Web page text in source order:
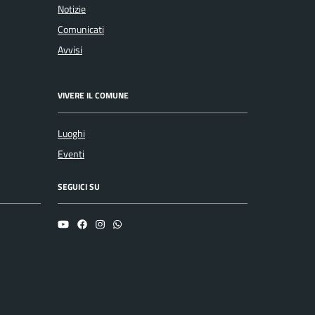
Notizie
Comunicati
Avvisi
VIVERE IL COMUNE
Luoghi
Eventi
SEGUICI SU
YouTubeFacebookInstagramWhatsapp